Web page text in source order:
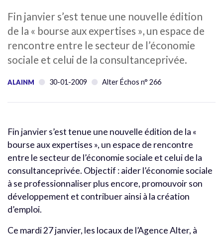
Fin janvier s’est tenue une nouvelle édition
de la « bourse aux expertises », un espace de
rencontre entre le secteur de l’économie
sociale et celui de la consultanceprivée.
ALAINM 30-01-2009 Alter Échos n° 266
Fin janvier s’est tenue une nouvelle édition de la «
bourse aux expertises », un espace de rencontre
entre le secteur de l’économie sociale et celui de la
consultanceprivée. Objectif : aider l’économie sociale
à se professionnaliser plus encore, promouvoir son
développement et contribuer ainsi à la création
d’emploi.
Ce mardi 27 janvier, les locaux de l’Agence Alter, à